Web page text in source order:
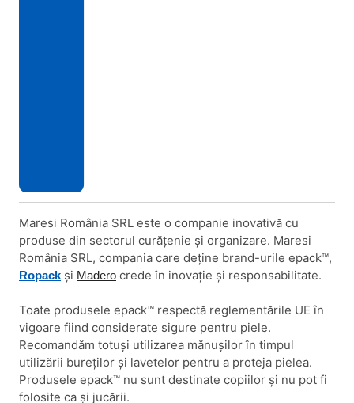
Maresi România SRL este o companie inovativă cu
produse din sectorul curățenie și organizare. Maresi
România SRL, compania care deține brand-urile epack™,
Ropackși Madero crede în inovație și responsabilitate.
Toate produsele epack™ respectă reglementările UE în
vigoare fiind considerate sigure pentru piele.
Recomandăm totuşi utilizarea mănușilor în timpul
utilizării bureților și lavetelor pentru a proteja pielea.
Produsele epack™ nu sunt destinate copiilor şi nu pot fi
folosite ca şi jucării.